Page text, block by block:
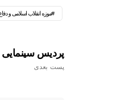
موزه انقلاب اسلامی و
پردیس سینمایی
پست بعدی